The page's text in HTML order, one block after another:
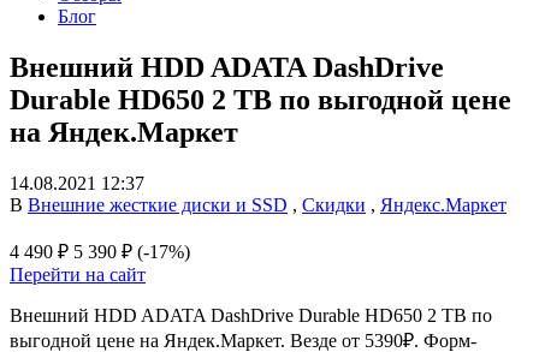
Блог
Внешний HDD ADATA DashDrive
Durable HD650 2 TB по выгодной цене
на Яндек.Маркет
14.08.2021 12:37
В Внешние жесткие диски и SSD , Скидки , Яндекс.Маркет
4 490 ₽ 5 390 ₽ (-17%)
Перейти на сайт
Внешний HDD ADATA DashDrive Durable HD650 2 TB по
выгодной цене на Яндек.Маркет. Везде от 5390₽. Форм-